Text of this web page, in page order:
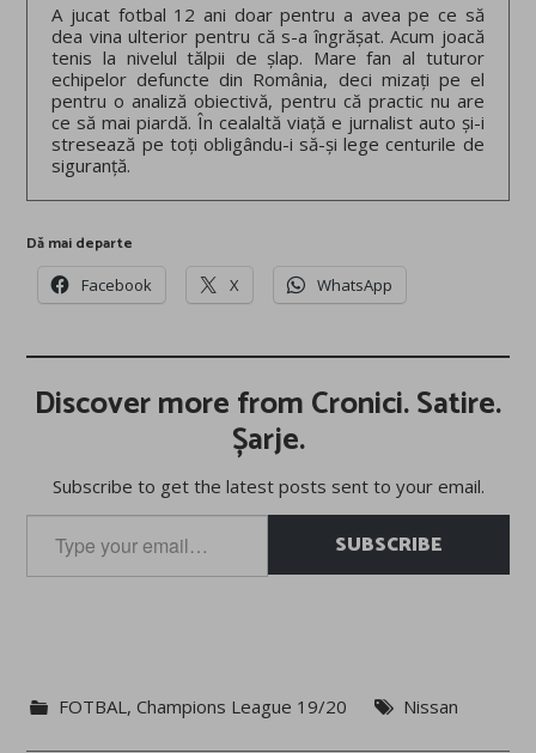
A jucat fotbal 12 ani doar pentru a avea pe ce să
dea vina ulterior pentru că s-a îngrășat. Acum joacă
tenis la nivelul tălpii de șlap. Mare fan al tuturor
echipelor defuncte din România, deci mizați pe el
pentru o analiză obiectivă, pentru că practic nu are
ce să mai piardă. În cealaltă viață e jurnalist auto și-i
stresează pe toți obligându-i să-și lege centurile de
siguranță.
Dă mai departe
Facebook X WhatsApp
Discover more from Cronici. Satire.
Șarje.
Subscribe to get the latest posts sent to your email.
your
email…
SUBSCRIBE
FOTBAL ,Champions League 19/20 Nissan